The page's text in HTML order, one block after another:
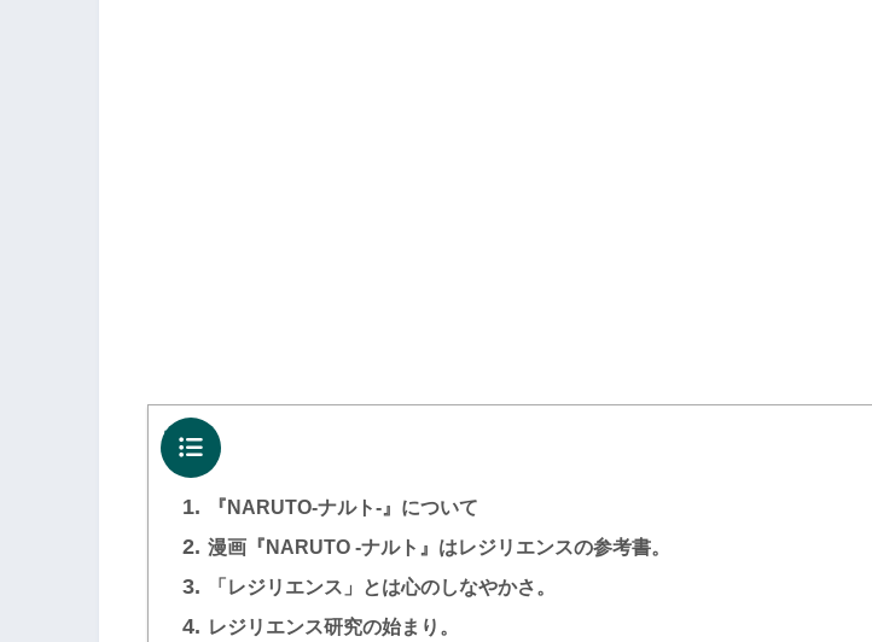
目次
1. 『NARUTO-ナルト-』について
2. 漫画『NARUTO -ナルト』はレジリエンスの参考書。
3. 「レジリエンス」とは心のしなやかさ。
4. レジリエンス研究の始まり。